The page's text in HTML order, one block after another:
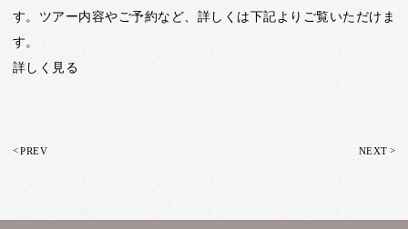
す。ツアー内容やご予約など、詳しくは下記よりご覧いただけま
す。
詳しく見る
<PREV NEXT >